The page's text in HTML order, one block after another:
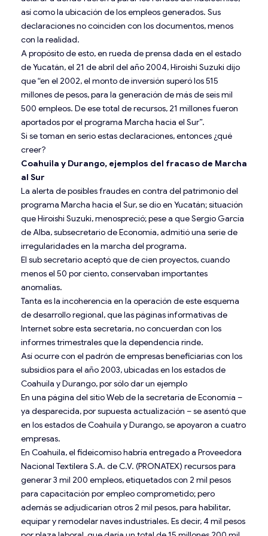
así como la ubicación de los empleos generados. Sus
declaraciones no coinciden con los documentos, menos
con la realidad.
A propósito de esto, en rueda de prensa dada en el estado
de Yucatán, el 21 de abril del año 2004, Hiroishi Suzuki dijo
que “en el 2002, el monto de inversión superó los 515
millones de pesos, para la generación de más de seis mil
500 empleos. De ese total de recursos, 21 millones fueron
aportados por el programa Marcha hacia el Sur”.
Si se toman en serio estas declaraciones, entonces ¿qué
creer?
Coahuila y Durango, ejemplos del fracaso de Marcha
al Sur
La alerta de posibles fraudes en contra del patrimonio del
programa Marcha hacia el Sur, se dio en Yucatán; situación
que Hiroishi Suzuki, menospreció; pese a que Sergio García
de Alba, subsecretario de Economía, admitió una serie de
irregularidades en la marcha del programa.
El sub secretario aceptó que de cien proyectos, cuando
menos el 50 por ciento, conservaban importantes
anomalías.
Tanta es la incoherencia en la operación de este esquema
de desarrollo regional, que las páginas informativas de
Internet sobre esta secretaría, no concuerdan con los
informes trimestrales que la dependencia rinde.
Así ocurre con el padrón de empresas beneficiarias con los
subsidios para el año 2003, ubicadas en los estados de
Coahuila y Durango, por sólo dar un ejemplo
En una página del sitio Web de la secretaría de Economía –
ya desparecida, por supuesta actualización – se asentó que
en los estados de Coahuila y Durango, se apoyaron a cuatro
empresas.
En Coahuila, el fideicomiso habría entregado a Proveedora
Nacional Textilera S.A. de C.V. (PRONATEX) recursos para
generar 3 mil 200 empleos, etiquetados con 2 mil pesos
para capacitación por empleo comprometido; pero
además se adjudicarían otros 2 mil pesos, para habilitar,
equipar y remodelar naves industriales. Es decir, 4 mil pesos